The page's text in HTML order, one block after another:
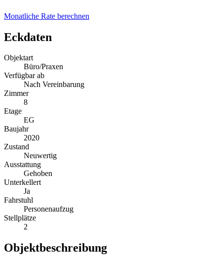
Monatliche Rate berechnen
Eckdaten
Objektart
Büro/Praxen
Verfügbar ab
Nach Vereinbarung
Zimmer
8
Etage
EG
Baujahr
2020
Zustand
Neuwertig
Ausstattung
Gehoben
Unterkellert
Ja
Fahrstuhl
Personenaufzug
Stellplätze
2
Objektbeschreibung